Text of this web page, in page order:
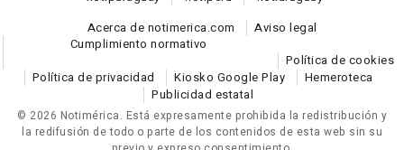
Acerca de notimerica.com
Aviso legal
Cumplimiento normativo
Política de cookies
Política de privacidad
Kiosko Google Play
Hemeroteca
Publicidad estatal
© 2026 Notimérica. Está expresamente prohibida la redistribución y
la redifusión de todo o parte de los contenidos de esta web sin su